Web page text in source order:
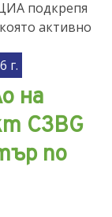
подкрепя
активно
г.
на
C3BG
по